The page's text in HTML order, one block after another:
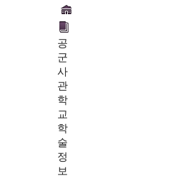
공
군
사
관
학
교
학
술
정
보